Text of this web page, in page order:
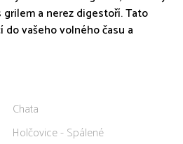
a nerez digestoří. Tato
vašeho volného času a
Chata
Holčovice - Spálené